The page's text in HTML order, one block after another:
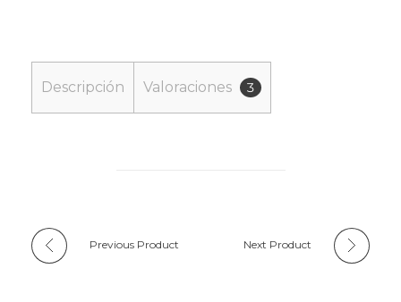
Descripción Valoraciones 3
Previous Product Next Product